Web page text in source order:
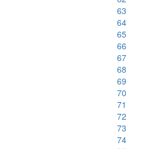
63
64
65
66
67
68
69
70
71
72
73
74